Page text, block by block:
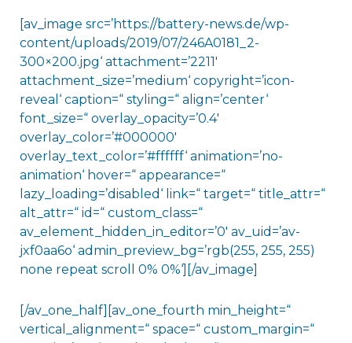
[av_image src=’https://battery-news.de/wp-
content/uploads/2019/07/246A0181_2-
300×200.jpg‘ attachment=’2211′
attachment_size=’medium‘ copyright=’icon-
reveal‘ caption=“ styling=“ align=’center‘
font_size=“ overlay_opacity=’0.4′
overlay_color=’#000000′
overlay_text_color=’#ffffff‘ animation=’no-
animation‘ hover=“ appearance=“
lazy_loading=’disabled‘ link=“ target=“ title_attr=“
alt_attr=“ id=“ custom_class=“
av_element_hidden_in_editor=’0′ av_uid=’av-
jxf0aa6o‘ admin_preview_bg=’rgb(255, 255, 255)
none repeat scroll 0% 0%‘][/av_image]
[/av_one_half][av_one_fourth min_height=“
vertical_alignment=“ space=“ custom_margin=“